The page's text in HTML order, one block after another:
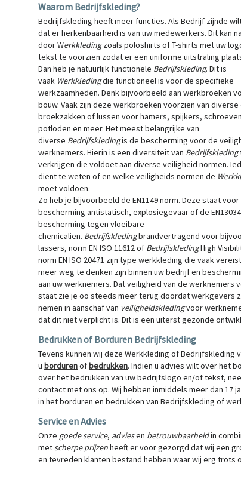
Waarom Bedrijfskleding?
Bedrijfskleding heeft meer functies. Als Bedrijf zijnde
dat er herkenbaarheid is van uw medewerkers. Dit kan
door Werkkledingzoals poloshirts of T-shirts met uw
tekst te voorzien zodat er een uniforme uitstraling
Dan heb je natuurlijk functionele Bedrijfskleding. Dit is
vaak Werkkledingdie functioneel is voor de specifieke
werkzaamheden. Denk bijvoorbeeld aan werkbroeken
bouw. Vaak zijn deze werkbroeken voorzien van diverse
broekzakken of lussen voor hamers, spijkers,
potloden en meer. Het meest belangrijke van
diverse Bedrijfskledingis de bescherming voor de
werknemers. Hierin is een diversiteit van Bedrijfskleding
verkrijgen die voldoet aan diverse veiligheid normen.
dient te weten of en welke veiligheids normen de
moet voldoen.
Zo heb je bijvoorbeeld de EN1149 norm. Deze staat voor
bescherming antistatisch, explosiegevaar of de
bescherming tegen vloeibare
chemicalien. Bedrijfskledingbrandvertragend voor
lassers, norm EN ISO 11612 of BedrijfskledingHigh
norm EN ISO 20471 zijn type werkkleding die vaak
meer weg te denken zijn binnen uw bedrijf en
aan uw werknemers. Dat veiligheid van de werknemers
staat zie je oo steeds meer terug doordat werkgevers
nemen in aanschaf van veiligheidskledingvoor
dat dit niet verplicht is. Dit is een uiterst gezonde
Bedrukken of Borduren Bedrijfskleding
Tevens kunnen wij deze Werkkleding of Bedrijfskleding
ubordurenofbedrukken. Indien u advies wilt over het
over het bedrukken van uw bedrijfslogo en/of tekst,
contact met ons op. Wij hebben inmiddels meer dan 17
in het borduren en bedrukken van Bedrijfskleding of
Service en Advies
Onze goede service, adviesen betrouwbaarheidin
metscherpe prijzenheeft er voor gezorgd dat wij een
en tevreden klanten bestand hebben waar wij erg trots